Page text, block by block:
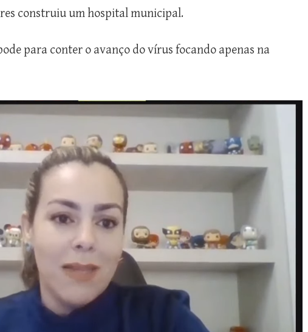
construiu um hospital municipal.
para conter o avanço do vírus focando apenas na